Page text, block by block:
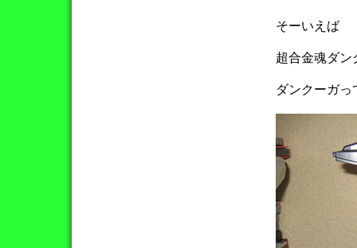
そーいえば
超合金魂ダン
ダンクーガっ